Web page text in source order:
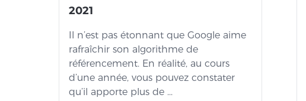
2021
Il n’est pas étonnant que Google aime
rafraîchir son algorithme de
référencement. En réalité, au cours
d’une année, vous pouvez constater
qu’il apporte plus de ...